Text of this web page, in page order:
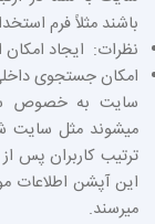
باشند مثلاً فرم
نظرات: ایجاد
امکان جستجوی
سایت به خصوص
میشوند مثل سایت
ترتیب کاربران پس
این آپشن اطلاعات
میرسند.